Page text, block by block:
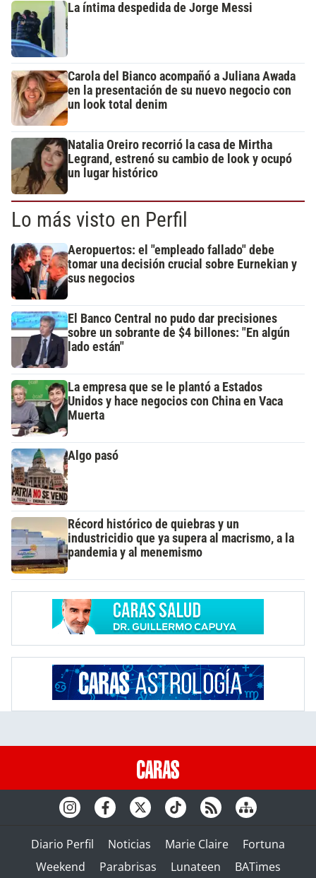
La íntima despedida de Jorge Messi
Carola del Bianco acompañó a Juliana Awada
en la presentación de su nuevo negocio con
un look total denim
Natalia Oreiro recorrió la casa de Mirtha
Legrand, estrenó su cambio de look y ocupó
un lugar histórico
Lo más visto en Perfil
Aeropuertos: el "empleado fallado" debe
tomar una decisión crucial sobre Eurnekian y
sus negocios
El Banco Central no pudo dar precisiones
sobre un sobrante de $4 billones: "En algún
lado están"
La empresa que se le plantó a Estados
Unidos y hace negocios con China en Vaca
Muerta
Algo pasó
Récord histórico de quiebras y un
industricidio que ya supera al macrismo, a la
pandemia y al menemismo
Diario Perfil Noticias Marie Claire
Fortuna
Weekend
Parabrisas Lunateen BATimes